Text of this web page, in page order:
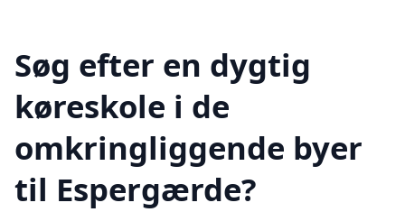
Søg efter en dygtig
køreskole i de
omkringliggende byer
til Espergærde?